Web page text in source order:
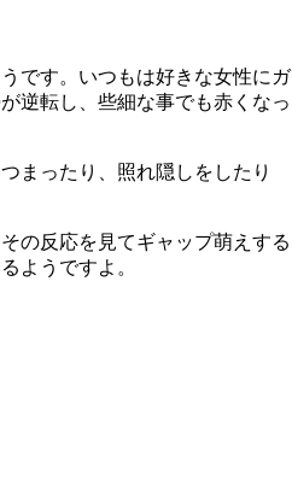
です。いつもは好きな女性にガ
逆転し、些細な事でも赤くなっ
まったり、照れ隠しをしたり
の反応を見てギャップ萌えする
ようですよ。